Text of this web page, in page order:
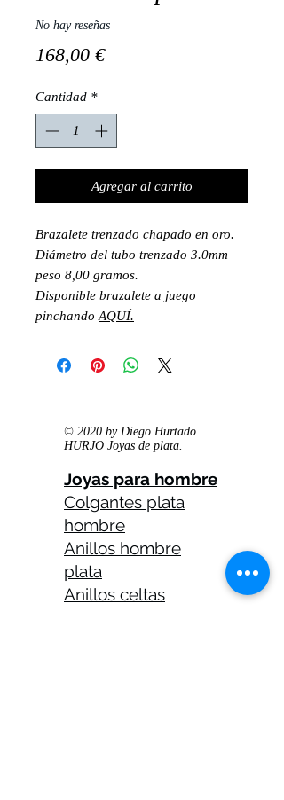
No hay reseñas
168,00 €Precio
Cantidad *
Agregar al carrito
Brazalete trenzado chapado en oro.
Diámetro del tubo trenzado 3.0mm
peso 8,00 gramos.
Disponible brazalete a juego
pinchando AQUÍ.
© 2020 by Diego Hurtado.
HURJO Joyas de plata.
Joyas para hombre
Colgantes plata
hombre
Anillos hombre
plata
Anillos celtas